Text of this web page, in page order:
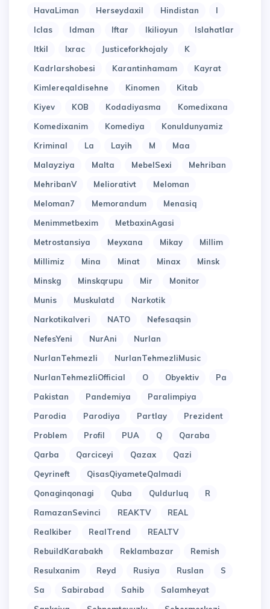
HavaLiman
Herseydaxil Hindistan
I
Iclas
Idman Iftar Ikilioyun
Islahatlar
Itkil
Ixrac Justiceforkhojaly
K
Kadrlarshobesi
Karantinhamam
Kayrat
Kimlereqaldisehne
Kinomen
Kitab
Kiyev
KOB Kodadiyasma
Komedixana
Komedixanim
Komediya
Konuldunyamiz
Kriminal
La Layih M
Maa
Malayziya
Malta MebelSexi
Mehriban
MehribanV
Meliorativt
Meloman
Meloman7
Memorandum
Menasiq
Menimmetbexim
MetbaxinAgasi
Metrostansiya
Meyxana Mikay
Millim
Millimiz
Mina Minat Minax
Minsk
Minskg
Minskqrupu Mir
Monitor
Munis
Muskulatd
Narkotik
Narkotikalveri
NATO
Nefesaqsin
NefesYeni
NurAni
Nurlan
NurlanTehmezli
NurlanTehmezliMusic
NurlanTehmezliOfficial
O Obyektiv
Pa
Pakistan
Pandemiya
Paralimpiya
Parodia
Parodiya Partlay
Prezident
Problem
Profil PUA Q
Qaraba
Qarba
Qarciceyi Qazax
Qazi
Qeyrineft
QisasQiyameteQalmadi
Qonaginqonagi
Quba Quldurluq
R
RamazanSevinci
REAKTV
REAL
Realkiber
RealTrend
REALTV
RebuildKarabakh
Reklambazar
Remish
Resulxanim
Reyd Rusiya Ruslan
S
Sa
Sabirabad Sahib
Salamheyat